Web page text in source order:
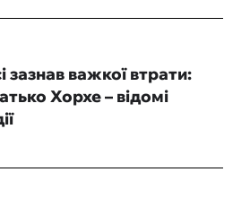
зазнав важкої втрати:
Хорхе – відомі